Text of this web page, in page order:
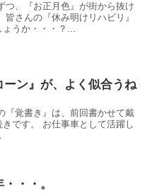
つ、『お正月色』が街から抜け
さんの『休み明けリハビリ』
ょうか・・・？...
ーン』が、よく似合うね
『覚書き』は、前回書かせて戴
です。 お仕事車として活躍し
・・。